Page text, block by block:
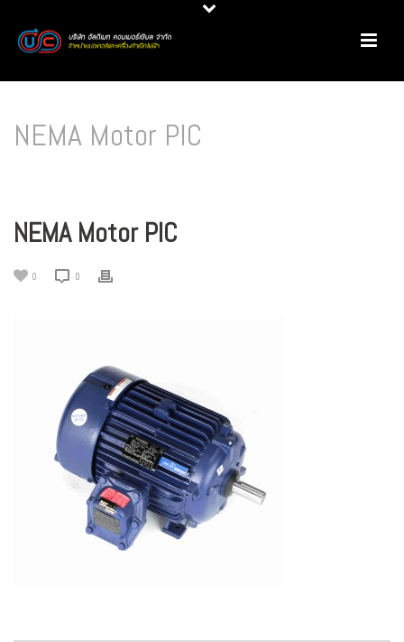
NEMA Motor PIC
NEMA Motor PIC
0 0